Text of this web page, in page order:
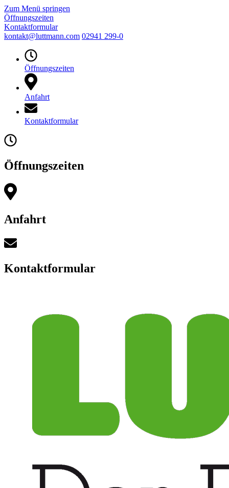
Zum Menü springen
Öffnungszeiten
Kontaktformular
kontakt@luttmann.com 02941 299-0
Öffnungszeiten
Anfahrt
Kontaktformular
Öffnungszeiten
Anfahrt
Kontaktformular